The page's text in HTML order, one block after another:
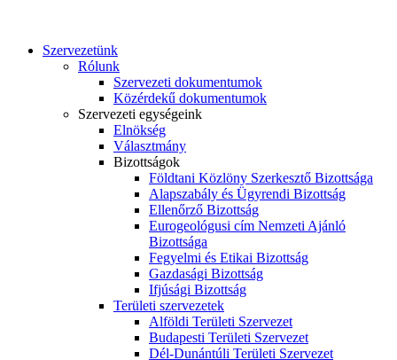
Szervezetünk
Rólunk
Szervezeti dokumentumok
Közérdekű dokumentumok
Szervezeti egységeink
Elnökség
Választmány
Bizottságok
Földtani Közlöny Szerkesztő Bizottsága
Alapszabály és Ügyrendi Bizottság
Ellenőrző Bizottság
Eurogeológusi cím Nemzeti Ajánló
Bizottsága
Fegyelmi és Etikai Bizottság
Gazdasági Bizottság
Ifjúsági Bizottság
Területi szervezetek
Alföldi Területi Szervezet
Budapesti Területi Szervezet
Dél-Dunántúli Területi Szervezet